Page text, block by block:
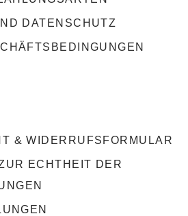
DATENSCHUTZ
& WIDERRUFSFORMULAR
ECHTHEIT DER